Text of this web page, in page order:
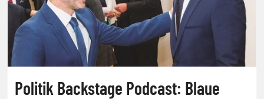
Politik Backstage Podcast: Blaue